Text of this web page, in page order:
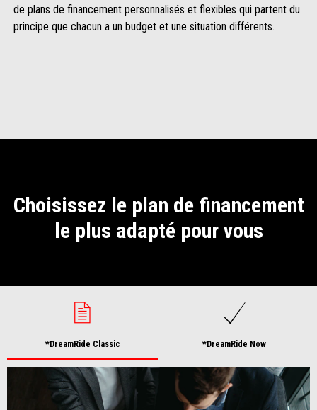
de plans de financement personnalisés et flexibles qui partent du
principe que chacun a un budget et une situation différents.
Choisissez le plan de financement
le plus adapté pour vous
*DreamRide Classic *DreamRide Now